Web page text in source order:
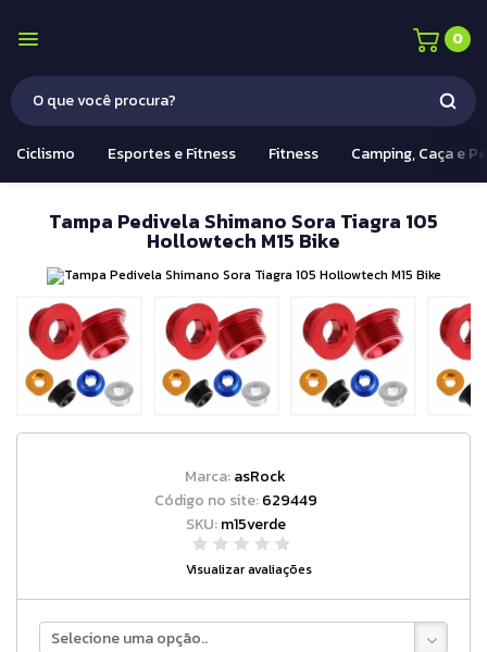
0
Ciclismo Esportes e Fitness Fitness Camping, Caça e
Tampa Pedivela Shimano Sora Tiagra 105
Hollowtech M15 Bike
Marca:asRock
Código no site:629449
SKU:m15verde
Visualizar avaliações
Selecione uma opção..